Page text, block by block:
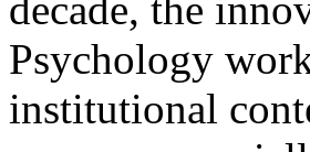
Psychology
institutional